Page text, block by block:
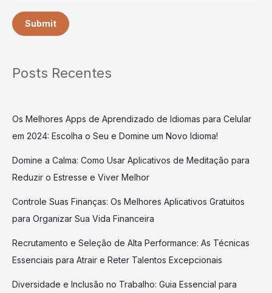
Submit
Posts Recentes
Os Melhores Apps de Aprendizado de Idiomas para Celular
em 2024: Escolha o Seu e Domine um Novo Idioma!
Domine a Calma: Como Usar Aplicativos de Meditação para
Reduzir o Estresse e Viver Melhor
Controle Suas Finanças: Os Melhores Aplicativos Gratuitos
para Organizar Sua Vida Financeira
Recrutamento e Seleção de Alta Performance: As Técnicas
Essenciais para Atrair e Reter Talentos Excepcionais
Diversidade e Inclusão no Trabalho: Guia Essencial para